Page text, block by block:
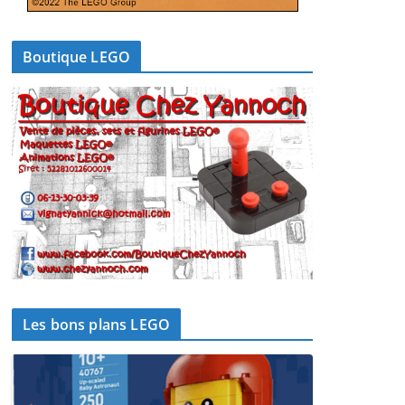
Boutique LEGO
Les bons plans LEGO